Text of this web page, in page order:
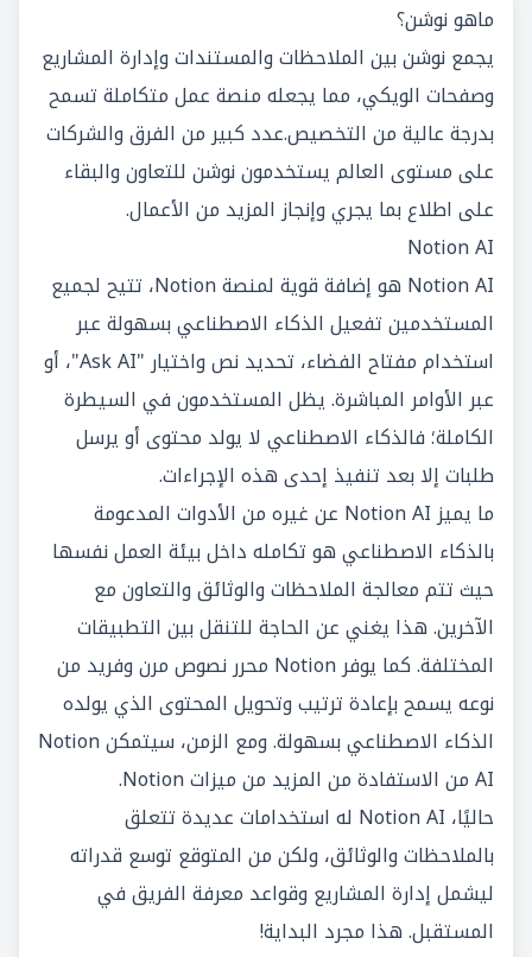
ماهو نوشن؟
يجمع نوشن بين الملاحظات والمستندات وإدارة المشاريع
وصفحات الويكي، مما يجعله منصة عمل متكاملة تسمح
بدرجة عالية من التخصيص.عدد كبير من الفرق والشركات
على مستوى العالم يستخدمون نوشن للتعاون والبقاء
على اطلاع بما يجري وإنجاز المزيد من الأعمال.
Notion AI
Notion AI هو إضافة قوية لمنصة Notion، تتيح لجميع
المستخدمين تفعيل الذكاء الاصطناعي بسهولة عبر
استخدام مفتاح الفضاء، تحديد نص واختيار "Ask AI"، أو
عبر الأوامر المباشرة. يظل المستخدمون في السيطرة
الكاملة؛ فالذكاء الاصطناعي لا يولد محتوى أو يرسل
طلبات إلا بعد تنفيذ إحدى هذه الإجراءات.
ما يميز Notion AI عن غيره من الأدوات المدعومة
بالذكاء الاصطناعي هو تكامله داخل بيئة العمل نفسها
حيث تتم معالجة الملاحظات والوثائق والتعاون مع
الآخرين. هذا يغني عن الحاجة للتنقل بين التطبيقات
المختلفة. كما يوفر Notion محرر نصوص مرن وفريد من
نوعه يسمح بإعادة ترتيب وتحويل المحتوى الذي يولده
الذكاء الاصطناعي بسهولة. ومع الزمن، سيتمكن Notion
AI من الاستفادة من المزيد من ميزات Notion.
حاليًا، Notion AI له استخدامات عديدة تتعلق
بالملاحظات والوثائق، ولكن من المتوقع توسع قدراته
ليشمل إدارة المشاريع وقواعد معرفة الفريق في
المستقبل. هذا مجرد البداية!